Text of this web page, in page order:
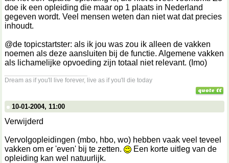
doe ik een opleiding die maar op 1 plaats in Nederland
gegeven wordt. Veel mensen weten dan niet wat dat precies
inhoudt.
@de topicstartster: als ik jou was zou ik alleen de vakken
noemen als deze aansluiten bij de functie. Algemene vakken
als lichamelijke opvoeding zijn totaal niet relevant. (Imo)
Dream as if you'll live forever, live as if you'll die today
10-01-2004, 11:00
Verwijderd
Vervolgopleidingen (mbo, hbo, wo) hebben vaak veel teveel
vakken om er 'even' bij te zetten.
Een korte uitleg van de
opleiding kan wel natuurlijk.